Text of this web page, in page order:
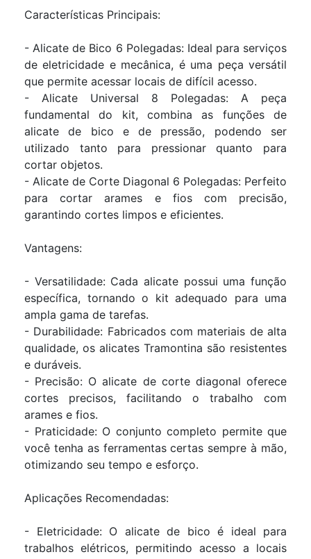
Características Principais:
- Alicate de Bico 6 Polegadas: Ideal para serviços
de eletricidade e mecânica, é uma peça versátil
que permite acessar locais de difícil acesso.
- Alicate Universal 8 Polegadas: A peça
fundamental do kit, combina as funções de
alicate de bico e de pressão, podendo ser
utilizado tanto para pressionar quanto para
cortar objetos.
- Alicate de Corte Diagonal 6 Polegadas: Perfeito
para cortar arames e fios com precisão,
garantindo cortes limpos e eficientes.
Vantagens:
- Versatilidade: Cada alicate possui uma função
específica, tornando o kit adequado para uma
ampla gama de tarefas.
- Durabilidade: Fabricados com materiais de alta
qualidade, os alicates Tramontina são resistentes
e duráveis.
- Precisão: O alicate de corte diagonal oferece
cortes precisos, facilitando o trabalho com
arames e fios.
- Praticidade: O conjunto completo permite que
você tenha as ferramentas certas sempre à mão,
otimizando seu tempo e esforço.
Aplicações Recomendadas:
- Eletricidade: O alicate de bico é ideal para
trabalhos elétricos, permitindo acesso a locais